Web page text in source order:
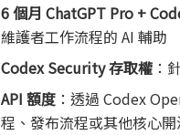
6 個月 ChatGPT Pro +
維護者工作流程的 AI 輔助
Codex Security 存取權 ：
API 額度 ：透過 Codex
程、發布流程或其他核心